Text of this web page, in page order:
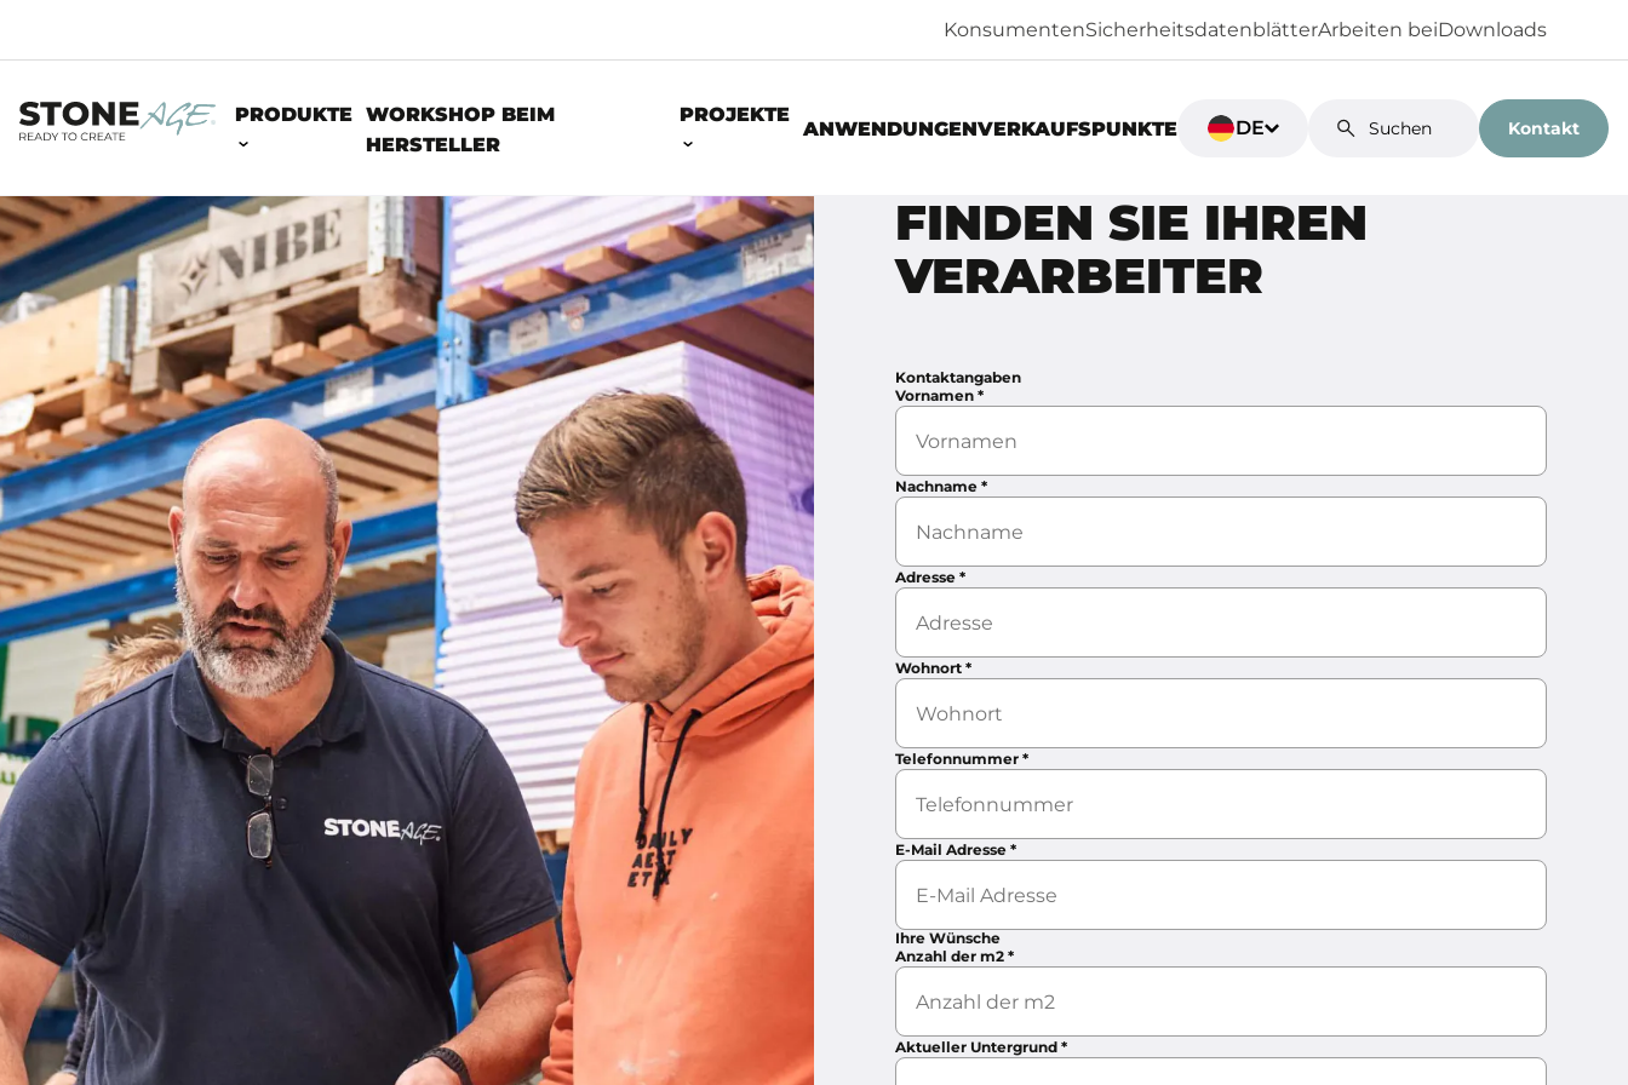
KonsumentenSicherheitsdatenblätterArbeiten beiDownloads
PRODUKTE WORKSHOP BEIM
HERSTELLER
PROJEKTE
ANWENDUNGENVERKAUFSPUNKTE DE Kontakt
FINDEN SIE IHREN
VERARBEITER
Kontaktangaben
Vornamen*
Nachname*
Adresse*
Wohnort*
Telefonnummer*
E-Mail Adresse*
Ihre Wünsche
Anzahl der m2*
Aktueller Untergrund*